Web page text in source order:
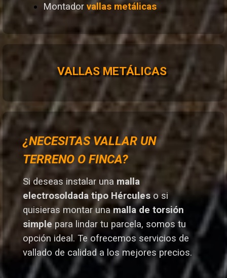
Montador vallas metálicas
VALLAS METÁLICAS
¿NECESITAS VALLAR UN
TERRENO O FINCA?
Si deseas instalar una malla
electrosoldada tipo Hércules o si
quisieras montar unamalla de torsión
simple para lindar tu parcela, somos tu
opción ideal. Te ofrecemos servicios de
vallado de calidad a los mejores precios.